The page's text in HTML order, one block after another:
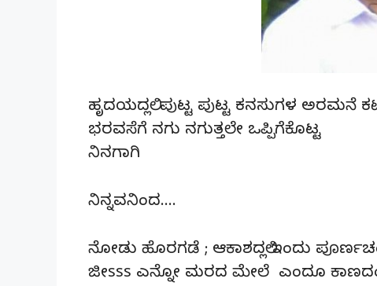
ಹೃದಯದಲ್ಲಿ ಪುಟ್ಟ ಪುಟ್ಟ ಕನಸುಗಳ ಅರಮನೆ
ಭರವಸೆಗೆ ನಗು ನಗುತ್ತಲೇ ಒಪ್ಪಿಗೆಕೊಟ್ಟ
ನಿನಗಾಗಿ
ನಿನ್ನವನಿಂದ….
ನೋಡು ಹೊರಗಡೆ ; ಆಕಾಶದಲ್ಲಿ ಇಂದು
ಜೀsss ಎನ್ನೋ ಮರದ ಮೇಲೆ ಎಂದೂ